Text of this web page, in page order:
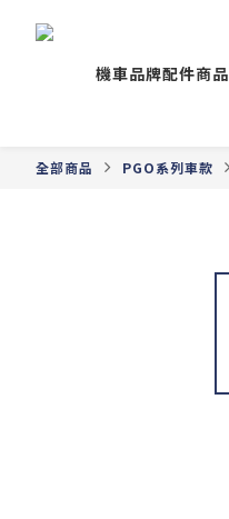
機車品牌配件商品
全部商品 PGO系列車款